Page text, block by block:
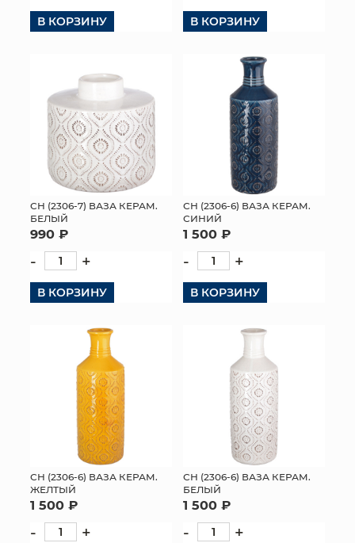
В КОРЗИНУ В КОРЗИНУ
СН (2306-7) ВАЗА КЕРАМ.
БЕЛЫЙ
990 ₽
- +
В КОРЗИНУ
СН (2306-6) ВАЗА КЕРАМ.
СИНИЙ
1 500 ₽
- +
В КОРЗИНУ
СН (2306-6) ВАЗА КЕРАМ.
ЖЕЛТЫЙ
1 500 ₽
- +
СН (2306-6) ВАЗА КЕРАМ.
БЕЛЫЙ
1 500 ₽
- +